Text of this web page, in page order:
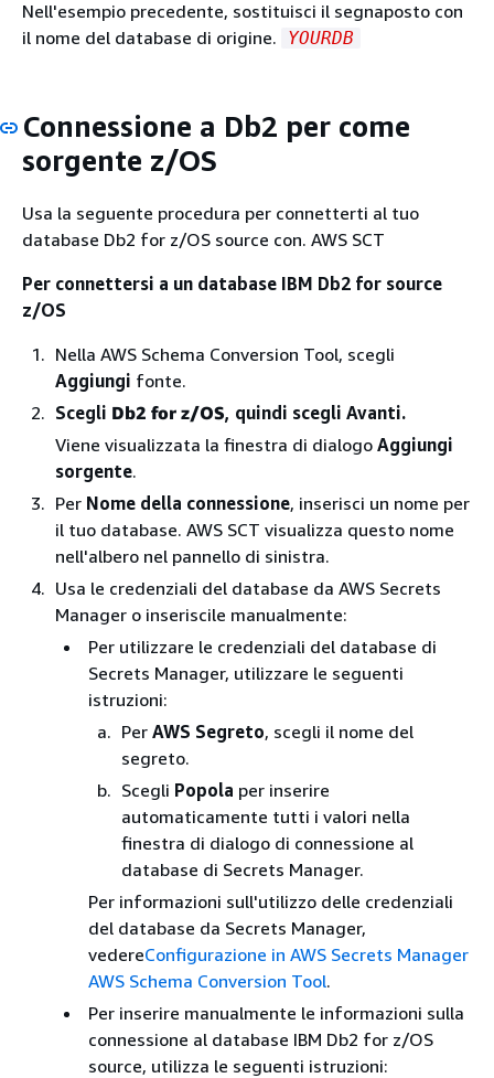
Nell'esempio precedente, sostituisci il segnaposto con
il nome del database di origine.
YOURDB
Connessione a Db2 per come
sorgente z/OS
Usa la seguente procedura per connetterti al tuo
database Db2 for z/OS source con. AWS SCT
Per connettersi a un database IBM Db2 for source
z/OS
Nella AWS Schema Conversion Tool, scegli
Aggiungi fonte.
Scegli Db2 for z/OS, quindi scegli Avanti.
Viene visualizzata la finestra di dialogo Aggiungi
sorgente.
Per Nome della connessione, inserisci un nome per
il tuo database. AWS SCT visualizza questo nome
nell'albero nel pannello di sinistra.
Usa le credenziali del database da AWS Secrets
Manager o inseriscile manualmente:
Per utilizzare le credenziali del database di
Secrets Manager, utilizzare le seguenti
istruzioni:
Per AWS Segreto, scegli il nome del
segreto.
Scegli Popola per inserire
automaticamente tutti i valori nella
finestra di dialogo di connessione al
database di Secrets Manager.
Per informazioni sull'utilizzo delle credenziali
del database da Secrets Manager,
vedereConfigurazione in AWS Secrets Manager
AWS Schema Conversion Tool.
Per inserire manualmente le informazioni sulla
connessione al database IBM Db2 for z/OS
source, utilizza le seguenti istruzioni: